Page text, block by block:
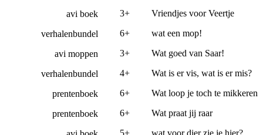
avi boek
verhalenbundel
avi moppen
verhalenbundel
prentenboek
prentenboek
3+
6+
3+
4+
6+
6+
5+
Vriendjes voor Veertje
wat een mop!
Wat goed van Saar!
Wat is er vis, wat is er mis?
Wat loop je toch te mikkeren
Wat praat jij raar
wat voor dier zie je hier?